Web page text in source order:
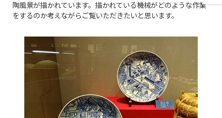
陶風景が描かれています。描かれている機械がどのような作業
をするのか考えながらご覧いただきたいと思います。